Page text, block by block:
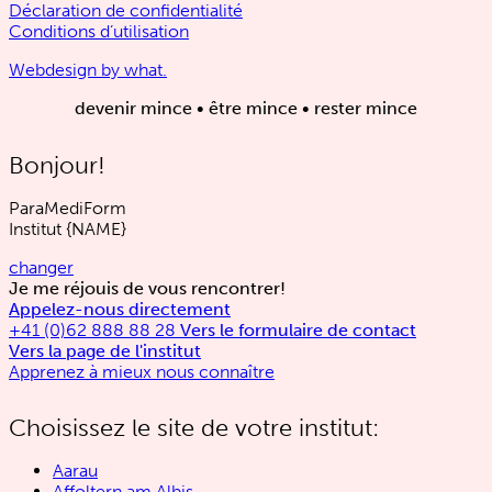
Déclaration de confidentialité
Conditions d’utilisation
Webdesign by what.
devenir mince • être mince • rester mince
Bonjour!
ParaMediForm
Institut {NAME}
changer
Je me réjouis de vous rencontrer!
Appelez-nous directement
+41 (0)62 888 88 28 Vers le formulaire de contact
Vers la page de l'institut
Apprenez à mieux nous connaître
Choisissez le site de votre institut:
Aarau